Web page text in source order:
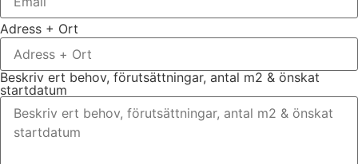
Adress + Ort
Beskriv ert behov, förutsättningar, antal m2 & önskat
startdatum